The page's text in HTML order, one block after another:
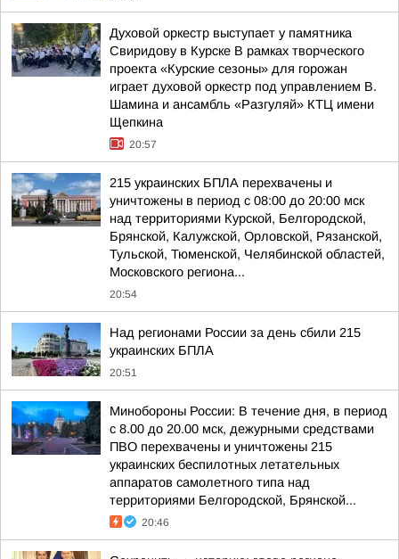
Духовой оркестр выступает у памятника
Свиридову в Курске В рамках творческого
проекта «Курские сезоны» для горожан
играет духовой оркестр под управлением В.
Шамина и ансамбль «Разгуляй» КТЦ имени
Щепкина
20:57
215 украинских БПЛА перехвачены и
уничтожены в период с 08:00 до 20:00 мск
над территориями Курской, Белгородской,
Брянской, Калужской, Орловской, Рязанской,
Тульской, Тюменской, Челябинской областей,
Московского региона...
20:54
Над регионами России за день сбили 215
украинских БПЛА
20:51
Минобороны России: В течение дня, в период
с 8.00 до 20.00 мск, дежурными средствами
ПВО перехвачены и уничтожены 215
украинских беспилотных летательных
аппаратов самолетного типа над
территориями Белгородской, Брянской...
20:46